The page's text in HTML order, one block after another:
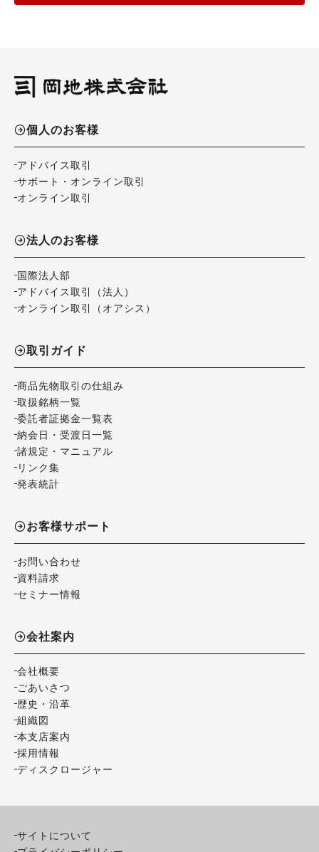
個人のお客様
アドバイス取引
サポート・オンライン取引
オンライン取引
法人のお客様
国際法人部
アドバイス取引（法人）
オンライン取引（オアシス）
取引ガイド
商品先物取引の仕組み
取扱銘柄一覧
委託者証拠金一覧表
納会日・受渡日一覧
諸規定・マニュアル
リンク集
発表統計
お客様サポート
お問い合わせ
資料請求
セミナー情報
会社案内
会社概要
ごあいさつ
歴史・沿革
組織図
本支店案内
採用情報
ディスクロージャー
サイトについて